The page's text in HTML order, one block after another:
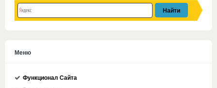
Меню
Функционал Сайта